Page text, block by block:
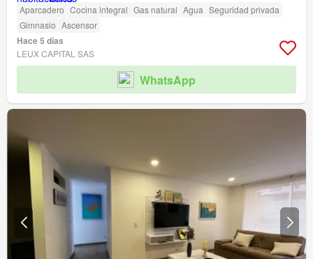
Aparcadero Cocina integral Gas natural Agua Seguridad privada
Gimnasio Ascensor
Hace 5 días
LEUX CAPITAL SAS
WhatsApp